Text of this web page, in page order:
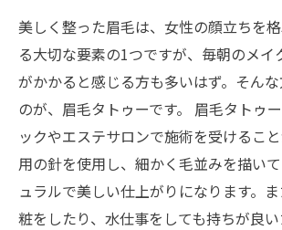
美しく整った眉毛は、女性の顔立ちを
る大切な要素の1つですが、毎朝のメイ
がかかると感じる方も多いはず。そん
のが、眉毛タトゥーです。 眉毛タトゥ
ックやエステサロンで施術を受けるこ
用の針を使用し、細かく毛並みを描い
ュラルで美しい仕上がりになります。
粧をしたり、水仕事をしても持ちが良